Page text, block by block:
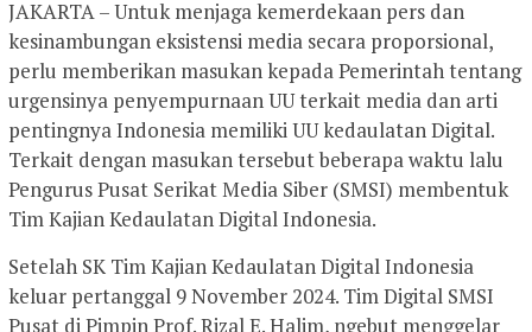
JAKARTA – Untuk menjaga kemerdekaan pers dan
kesinambungan eksistensi media secara proporsional,
perlu memberikan masukan kepada Pemerintah tentang
urgensinya penyempurnaan UU terkait media dan arti
pentingnya Indonesia memiliki UU kedaulatan Digital.
Terkait dengan masukan tersebut beberapa waktu lalu
Pengurus Pusat Serikat Media Siber (SMSI) membentuk
Tim Kajian Kedaulatan Digital Indonesia.
Setelah SK Tim Kajian Kedaulatan Digital Indonesia
keluar pertanggal 9 November 2024. Tim Digital SMSI
Pusat di Pimpin Prof. Rizal E. Halim, ngebut menggelar